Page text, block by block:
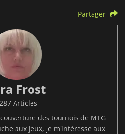
Partager
Frost
Articles
des tournois de MTG
aux jeux, je m'intéresse aux